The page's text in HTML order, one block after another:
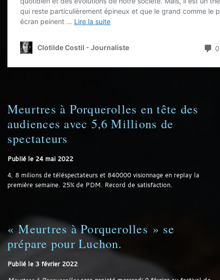
Meurtres à Porquerolles en tête des
audiences avec 5,6 Millions de
spectateurs
Publié le 24 mai 2022
4, 8 milions de téléspectateurs et 840000 visionnage en replay la
première semaine. 25% de PDM. Record de satisfaction.
« Meurtres à Porquerolles » se
prépare pour Luchon.
Publié le 3 février 2022